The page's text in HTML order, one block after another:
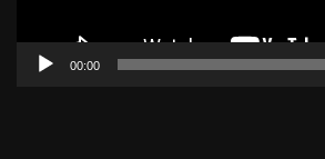
00:00